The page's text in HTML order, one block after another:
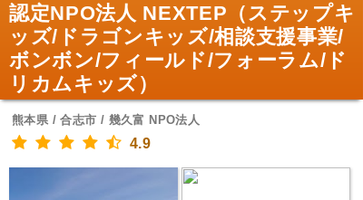
認定NPO法人 NEXTEP（ステップキ
ッズ/ドラゴンキッズ/相談支援事業/
ボンボン/フィールド/フォーラム/ド
リカムキッズ）
熊本県 / 合志市 / 幾久富 NPO法人
4.9